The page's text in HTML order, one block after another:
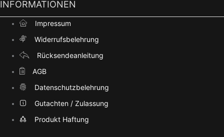
INFORMATIONEN
Impressum
Widerrufsbelehrung
Rücksendeanleitung
AGB
Datenschutzbelehrung
Gutachten / Zulassung
Produkt Haftung